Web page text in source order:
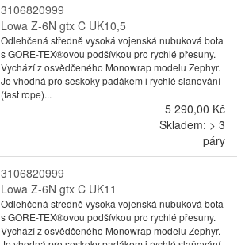
3106820999
Lowa Z-6N gtx C UK10,5
Odlehčená středně vysoká vojenská nubuková bota
s GORE-TEX®ovou podšívkou pro rychlé přesuny.
Vychází z osvědčeného Monowrap modelu Zephyr.
Je vhodná pro seskoky padákem i rychlé slaňování
(fast rope)...
5 290,00 Kč
Skladem: > 3
páry
3106820999
Lowa Z-6N gtx C UK11
Odlehčená středně vysoká vojenská nubuková bota
s GORE-TEX®ovou podšívkou pro rychlé přesuny.
Vychází z osvědčeného Monowrap modelu Zephyr.